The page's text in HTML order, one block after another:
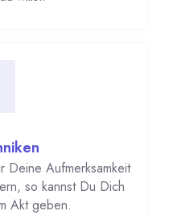
Deine Aufmerksamkeit
so kannst Du Dich
Akt geben.